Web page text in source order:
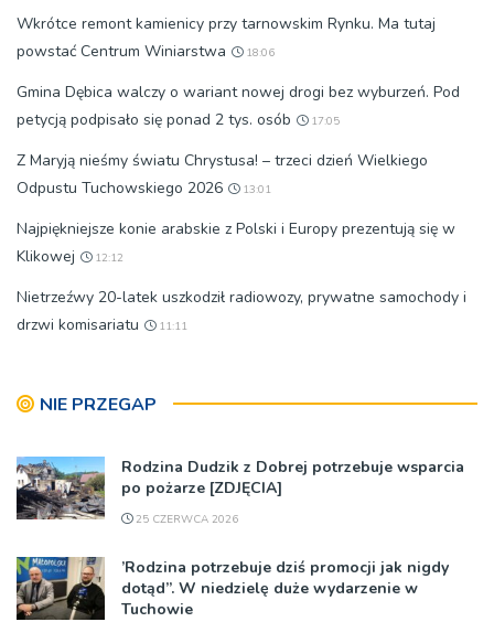
Wkrótce remont kamienicy przy tarnowskim Rynku. Ma tutaj
powstać Centrum Winiarstwa
18:06
Gmina Dębica walczy o wariant nowej drogi bez wyburzeń. Pod
petycją podpisało się ponad 2 tys. osób
17:05
Z Maryją nieśmy światu Chrystusa! – trzeci dzień Wielkiego
Odpustu Tuchowskiego 2026
13:01
Najpiękniejsze konie arabskie z Polski i Europy prezentują się w
Klikowej
12:12
Nietrzeźwy 20-latek uszkodził radiowozy, prywatne samochody i
drzwi komisariatu
11:11
NIE PRZEGAP
Rodzina Dudzik z Dobrej potrzebuje wsparcia
po pożarze [ZDJĘCIA]
25 CZERWCA 2026
’Rodzina potrzebuje dziś promocji jak nigdy
dotąd”. W niedzielę duże wydarzenie w
Tuchowie